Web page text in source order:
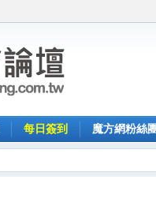
每日簽到 魔方網粉絲團